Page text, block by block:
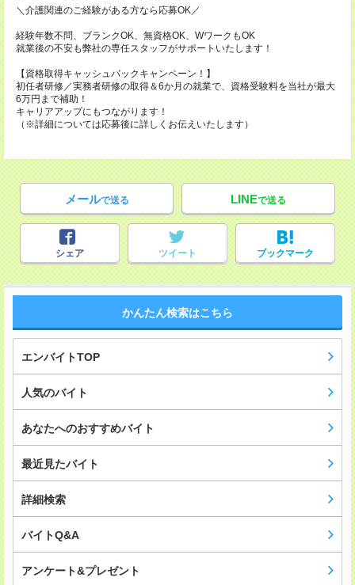
＼介護関連のご経験がある方なら応募OK／
経験年数不問、ブランクOK、無資格OK、WワークもOK
就業後の不安も弊社の専任スタッフがサポートいたします！
【資格取得キャッシュバックキャンペーン！】
初任者研修／実務者研修の取得＆6か月の就業で、資格受験料を当社が最大
6万円まで補助！
キャリアアップにもつながります！
（※詳細については応募後に詳しくお伝えいたします）
メールで送る LINEで送る
シェア ツイート ブックマーク
かんたん検索はこちら
エンバイトTOP
人気のバイト
あなたへのおすすめバイト
最近見たバイト
詳細検索
バイトQ&A
アンケート&プレゼント